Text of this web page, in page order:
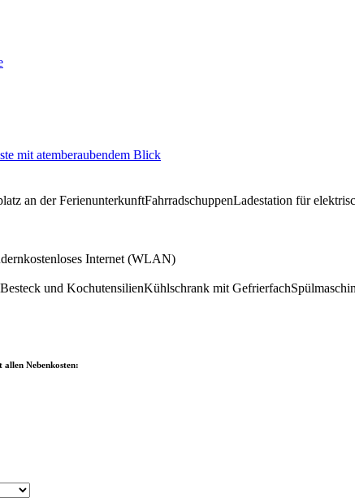
mit atemberaubendem Blick
an der FerienunterkunftFahrradschuppenLadestation für
kostenloses Internet (WLAN)
und KochutensilienKühlschrank mit Gefrierfach
allen Nebenkosten: